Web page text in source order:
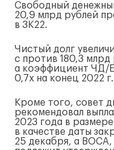
Свободный
20,9 млрд рублей
в 3К22.
Чистый долг
с против 180,3 млрд
а коэффициент ЧД/
0,7x на конец 2022 г.
Кроме того, совет
рекомендовал
2023 года в
в качестве даты
25 декабря, а